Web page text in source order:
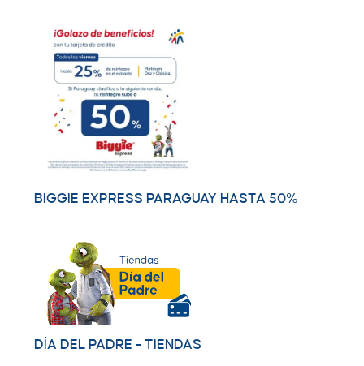
BIGGIE EXPRESS PARAGUAY HASTA 50%
DÍA DEL PADRE - TIENDAS